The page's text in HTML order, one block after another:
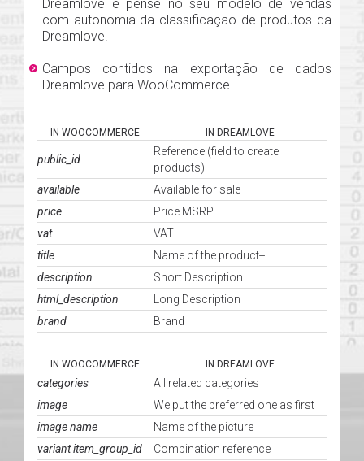
Dreamlove e pense no seu modelo de vendas
com autonomia da classificação de produtos da
Dreamlove.
Campos contidos na exportação de dados
Dreamlove para WooCommerce
IN WOOCOMMERCE IN DREAMLOVE
public_id
Reference (field to create
products)
available
Available for sale
price
Price MSRP
vat
VAT
title
Name of the product+
description
Short Description
html_description
Long Description
brand
Brand
IN WOOCOMMERCE IN DREAMLOVE
categories
All related categories
image
We put the preferred one as first
image name
Name of the picture
variant item_group_id
Combination reference